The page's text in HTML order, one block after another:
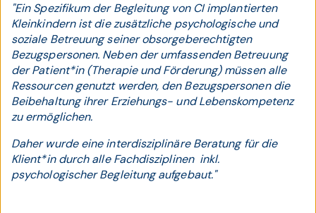
"Ein Spezifikum der Begleitung von CI implantierten
Kleinkindern ist die zusätzliche psychologische und
soziale Betreuung seiner obsorgeberechtigten
Bezugspersonen. Neben der umfassenden Betreuung
der Patient*in (Therapie und Förderung) müssen alle
Ressourcen genutzt werden, den Bezugspersonen die
Beibehaltung ihrer Erziehungs- und Lebenskompetenz
zu ermöglichen.
Daher wurde eine interdisziplinäre Beratung für die
Klient*in durch alle Fachdisziplinen inkl.
psychologischer Begleitung aufgebaut."